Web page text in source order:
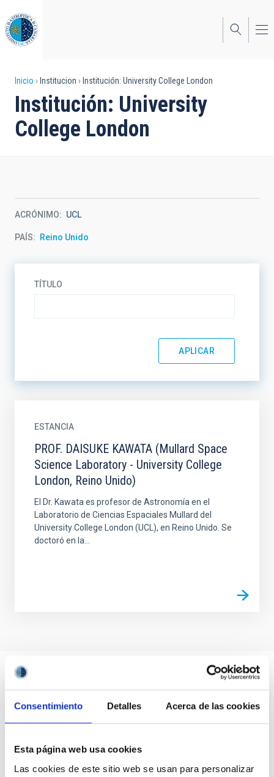
Consentimiento Detalles Acerca de las cookies
Esta página web usa cookies
Las cookies de este sitio web se usan para personalizar
al
contenido
principal
Sobrescribir
enlaces
de
navegación
Inicio Institucion Institución: University College London
Institución: University
College London
ACRÓNIMO UCL
PAÍS Reino Unido
TÍTULO
ESTANCIA
PROF. DAISUKE KAWATA (Mullard Space
Science Laboratory - University College
London, Reino Unido)
El Dr. Kawata es profesor de Astronomía en el
Laboratorio de Ciencias Espaciales Mullard del
University College London (UCL), en Reino Unido. Se
doctoró en la...